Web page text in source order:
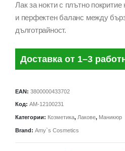
Лак за нокти с плътно
и перфектен баланс между
дълготрайност.
Доставка от 1–3
EAN: 3800000433702
Код: AM-12100231
Категории: Козметика, Лакове, Маникюр
Brand: Amy`s Cosmetics